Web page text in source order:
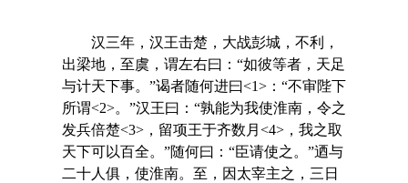
汉三年，汉王击楚，大战彭城，不利，
出梁地，至虞，谓左右曰：“如彼等者，天足
与计天下事。”谒者随何进曰<1>：“不审陛下
所谓<2>。”汉王曰：“孰能为我使淮南，令之
发兵倍楚<3>，留项王于齐数月<4>，我之取
天下可以百全。”随何曰：“臣请使之。”迺与
二十人俱，使淮南。至，因太宰主之，三日